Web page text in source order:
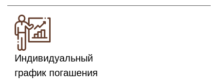
Индивидуальный
график погашения